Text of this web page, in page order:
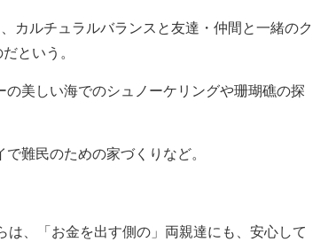
カルチュラルバランスと友達・仲間と一緒のク
という。
美しい海でのシュノーケリングや珊瑚礁の探
難民のための家づくりなど。
、「お金を出す側の」両親達にも、安心して